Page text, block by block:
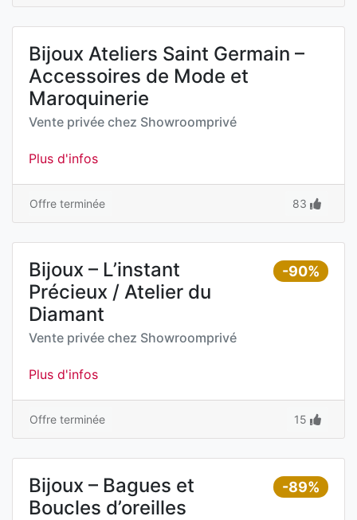
Bijoux Ateliers Saint Germain –
Accessoires de Mode et
Maroquinerie
Vente privée chez Showroomprivé
Plus d'infos
Offre terminée 83
-90%
Bijoux – L’instant
Précieux / Atelier du
Diamant
Vente privée chez Showroomprivé
Plus d'infos
Offre terminée 15
-89%
Bijoux – Bagues et
Boucles d’oreilles